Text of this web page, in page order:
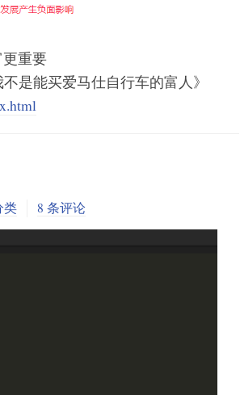
重要
是能买爱马仕自行车的富人》
类 8 条评论